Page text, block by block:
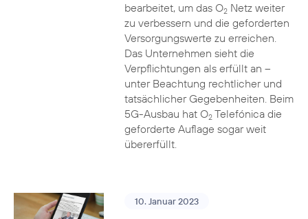
bearbeitet, um das O2Netz weiter
zu verbessern und die geforderten
Versorgungswerte zu erreichen.
Das Unternehmen sieht die
Verpflichtungen als erfüllt an –
unter Beachtung rechtlicher und
tatsächlicher Gegebenheiten. Beim
5G-Ausbau hat O2Telefónica die
geforderte Auflage sogar weit
übererfüllt.
10. Januar 2023